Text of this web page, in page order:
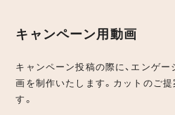
キャンペーン用動画
キャンペーン投稿の際に、エンゲ
画を制作いたします。カットのご
す。